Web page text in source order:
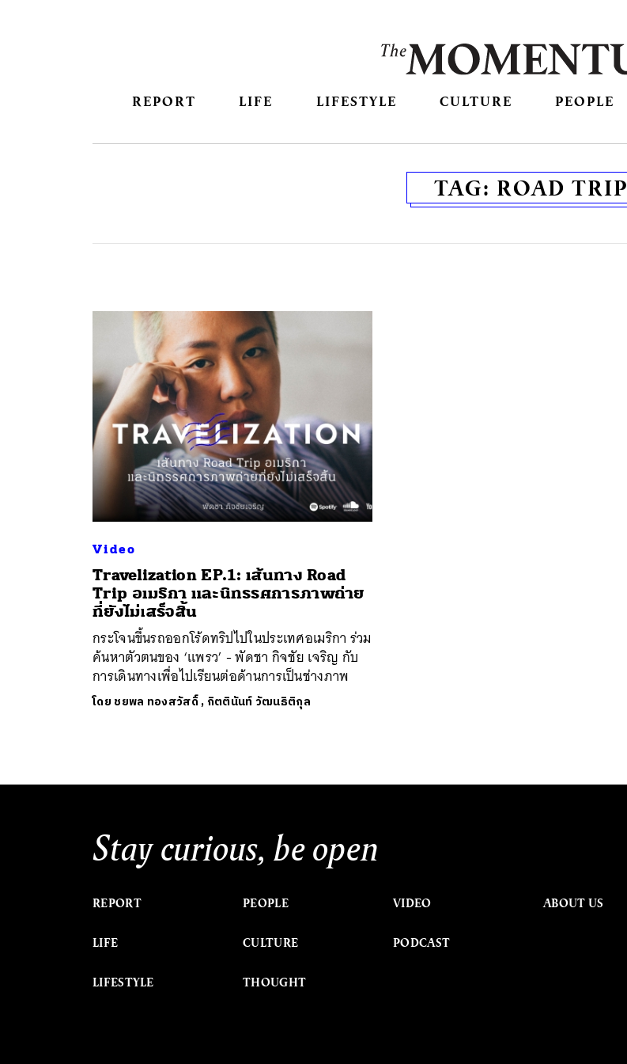
REPORT LIFE LIFESTYLE CULTURE PEOPLE
TAG: ROAD TRIP
Video
Travelization EP.1: เส้นทาง Road
Trip อเมริกา และนิทรรศการภาพถ่าย
ที่ยังไม่เสร็จสิ้น
กระโจนขึ้นรถออกโร้ดทริปไปในประเทศอเมริกา ร่วม
ค้นหาตัวตนของ ‘แพรว’ - พัดชา กิจชัย เจริญ กับ
การเดินทางเพื่อไปเรียนต่อด้านการเป็นช่างภาพ
โดย ชยพล ทองสวัสดิ์, กิตตินันท์ วัฒนธิติกุล
Stay curious, be open
REPORT
LIFE
LIFESTYLE
PEOPLE
CULTURE
THOUGHT
VIDEO
PODCAST
ABOUT US